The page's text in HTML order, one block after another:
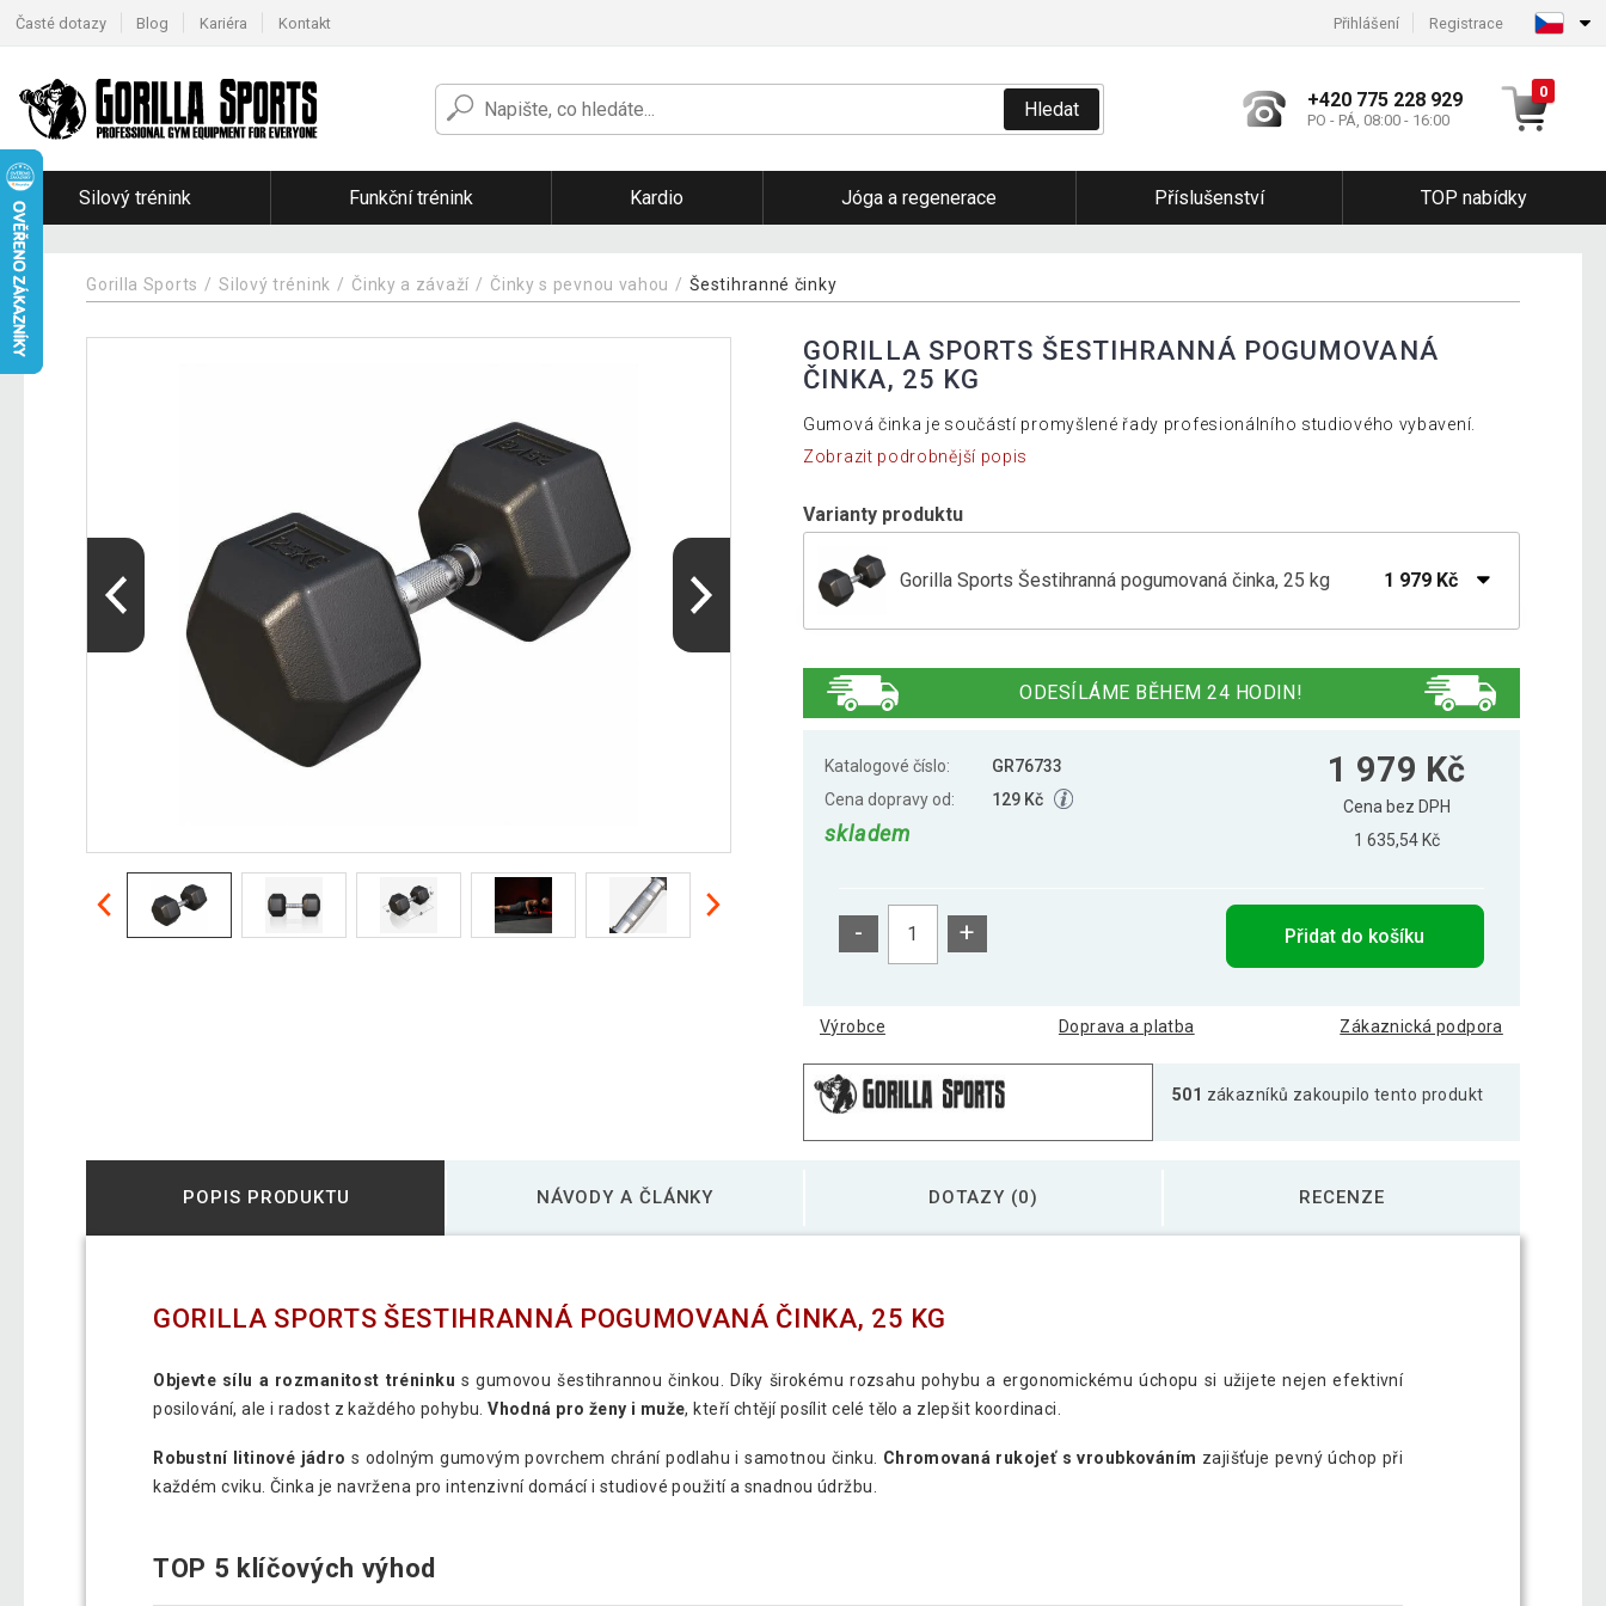
Časté dotazy Blog Kariéra Kontakt Přihlášení Registrace
Hledat +420 775 228 929
PO - PÁ, 08:00 - 16:00
0
Silový trénink Funkční trénink Kardio Jóga a regenerace Příslušenství TOP nabídky
Gorilla Sports Silový trénink Činky a závaží Činky s pevnou vahou Šestihranné činky
GORILLA SPORTS ŠESTIHRANNÁ POGUMOVANÁ
ČINKA, 25 KG
Gumová činka je součástí promyšlené řady profesionálního studiového vybavení.
Zobrazit podrobnější popis
Varianty produktu
Gorilla Sports Šestihranná pogumovaná činka, 25 kg 1 979 Kč
Gorilla Sports Šestihranná pogumovaná činka, 10 kg 639 Kč
Gorilla Sports Šestihranná pogumovaná činka, 15 kg 949 Kč
Gorilla Sports Šestihranná pogumovaná činka, 2 kg
Gorilla Sports Šestihranná pogumovaná činka, 20 kg
Gorilla Sports Šestihranná pogumovaná činka, 27,5 kg
ODESÍLÁME BĚHEM 24 HODIN!
Katalogové číslo:
GR76733
Cena dopravy od:
129 Kč
skladem
1 979 Kč
Cena bez DPH
1 635,54 Kč
- + Přidat do košíku
Výrobce Doprava a platba Zákaznická podpora
501 zákazníků zakoupilo tento produkt
POPIS PRODUKTU NÁVODY A ČLÁNKY DOTAZY (0) RECENZE
GORILLA SPORTS ŠESTIHRANNÁ POGUMOVANÁ ČINKA, 25 KG
Objevte sílu a rozmanitost tréninku s gumovou šestihrannou činkou. Díky širokému rozsahu pohybu a ergonomickému úchopu si užijete nejen efektivní
posilování, ale i radost z každého pohybu.Vhodná pro ženy i muže, kteří chtějí posílit celé tělo a zlepšit koordinaci.
Robustní litinové jádro s odolným gumovým povrchem chrání podlahu i samotnou činku. Chromovaná rukojeť s vroubkováním zajišťuje pevný úchop při
každém cviku. Činka je navržena pro intenzivní domácí i studiové použití a snadnou údržbu.
TOP 5 klíčových výhod